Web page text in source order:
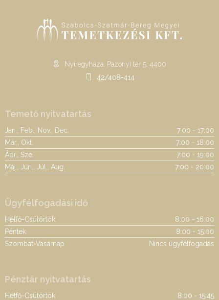
Nyíregyháza, Pazonyi tér 5. 4400
42/408-414
Temető nyitvatartás
Jan., Feb., Nov., Dec.
7:00 - 17:00
Már., Okt.
7:00 - 18:00
Ápr., Sze.
7:00 - 19:00
Máj., Jún., Júl., Aug.
7:00 - 20:00
Ügyfélfogadási idő
Hétfő-Csütörtök
8:00 - 16:00
Péntek
8:00 - 15:00
Szombat-Vasárnap
Nincs ügyfélfogadás
Pénztár nyitvatartás
Hétfő-Csütörtök
8:00 - 15:45